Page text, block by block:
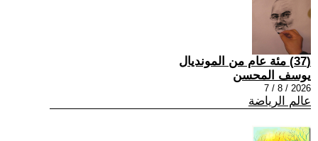
(37) مئة عام من المونديال
يوسف المحسن
2026 / 8 / 7
عالم الرياضة